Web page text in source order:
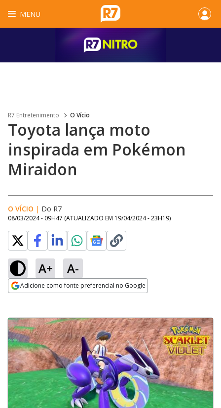
MENU
R7 Entretenimento O Vício
Toyota lança moto
inspirada em Pokémon
Miraidon
O VÍCIO | Do R7
08/03/2024 - 09H47 (ATUALIZADO EM 19/04/2024 - 23H19)
A+ A-
Adicione como fonte preferencial no Google